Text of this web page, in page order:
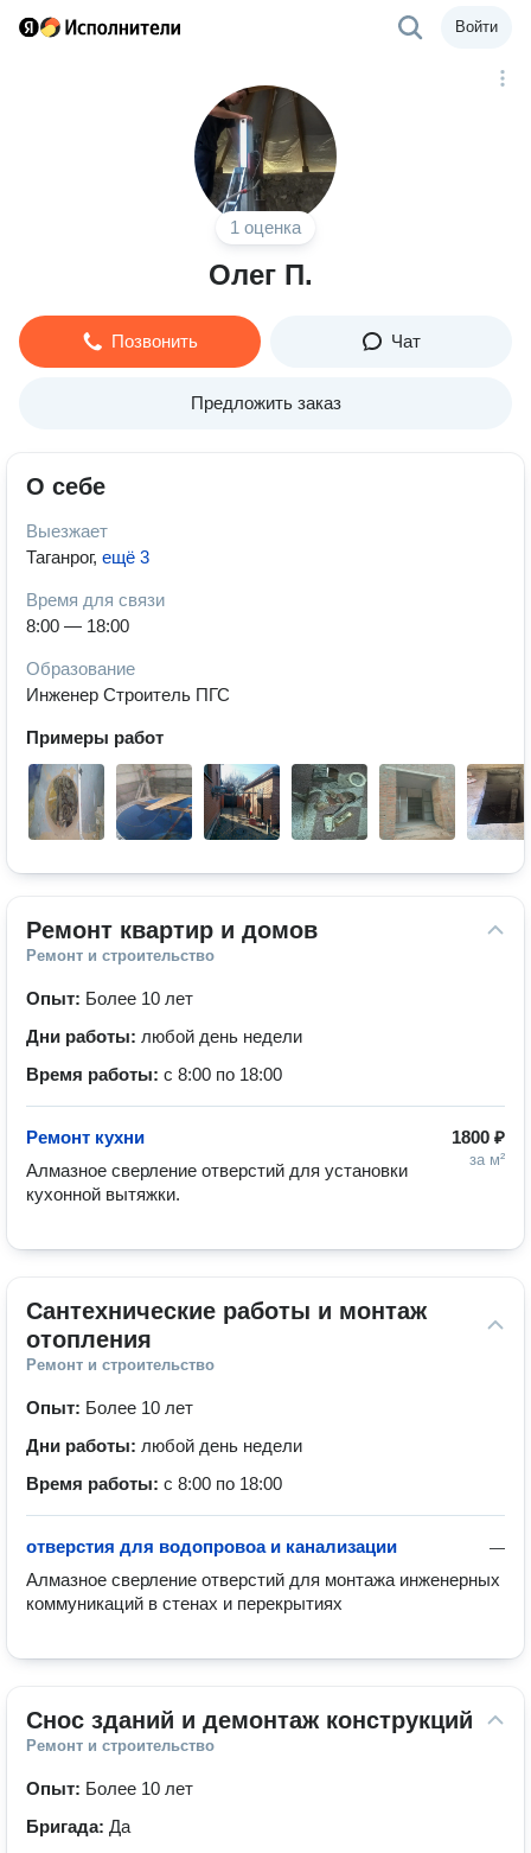
Войти
1 оценка
Олег П.
Позвонить Чат
Предложить заказ
О себе
Выезжает
Таганрог, ещё 3
Время для связи
8:00 — 18:00
Образование
Инженер Строитель ПГС
Примеры работ
Ремонт квартир и домов
Ремонт и строительство
Опыт: Более 10 лет
Дни работы: любой день недели
Время работы: с 8:00 по 18:00
1800 ₽
за м²
Ремонт кухни
Алмазное сверление отверстий для установки
кухонной вытяжки.
Сантехнические работы и монтаж
отопления
Ремонт и строительство
Опыт: Более 10 лет
Дни работы: любой день недели
Время работы: с 8:00 по 18:00
—
отверстия для водопровоа и канализации
Алмазное сверление отверстий для монтажа инженерных
коммуникаций в стенах и перекрытиях
Снос зданий и демонтаж конструкций
Ремонт и строительство
Опыт: Более 10 лет
Бригада: Да